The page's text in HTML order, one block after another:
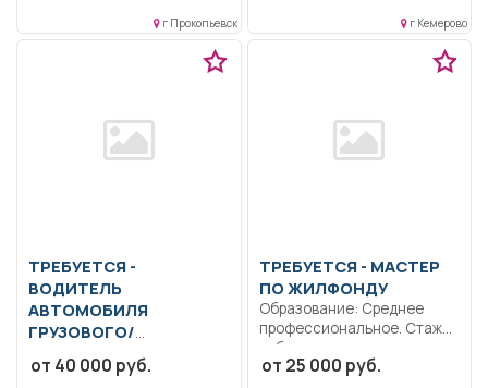
доведения лечащим врачом
г Прокопьевск г Кемерово
ТРЕБУЕТСЯ -
ВОДИТЕЛЬ
АВТОМОБИЛЯ
ГРУЗОВОГО/
СПЕЦИАЛЬНОГО
Образование: Общее
от 40 000 руб.
ТРЕБУЕТСЯ - МАСТЕР
ПО ЖИЛФОНДУ
Образование: Среднее
профессиональное. Стаж
работы, в зависимости от
занимаемой должности,...
от 25 000 руб.